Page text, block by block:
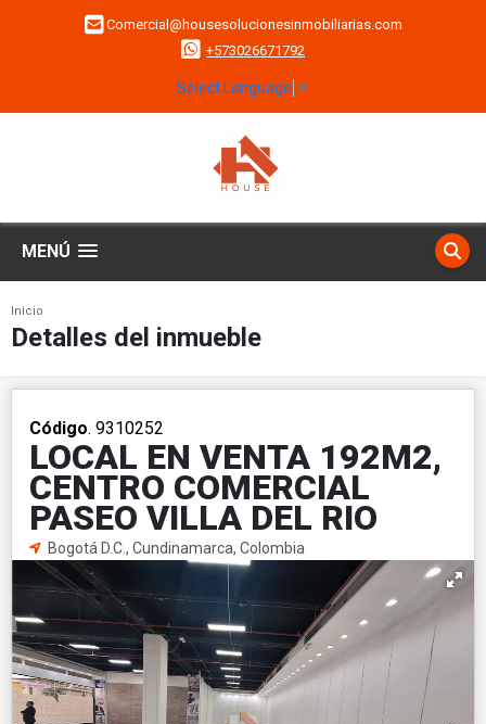
Comercial@housesolucionesinmobiliarias.com
+573026671792
Select Language ▼
MENÚ
Inicio
Detalles del inmueble
Código. 9310252
LOCAL EN VENTA 192M2,
CENTRO COMERCIAL
PASEO VILLA DEL RIO
Bogotá D.C., Cundinamarca, Colombia